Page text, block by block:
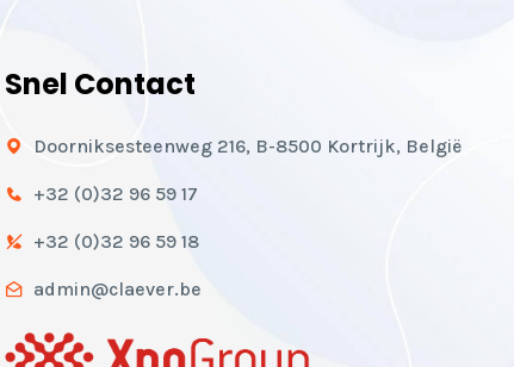
Snel Contact
Doorniksesteenweg 216, B-8500 Kortrijk, België
+32 (0)32 96 59 17
+32 (0)32 96 59 18
admin@claever.be